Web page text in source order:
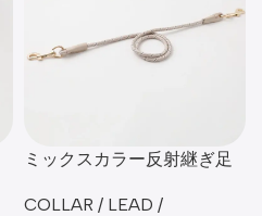
ミックスカラー反射継ぎ足
COLLAR / LEAD /